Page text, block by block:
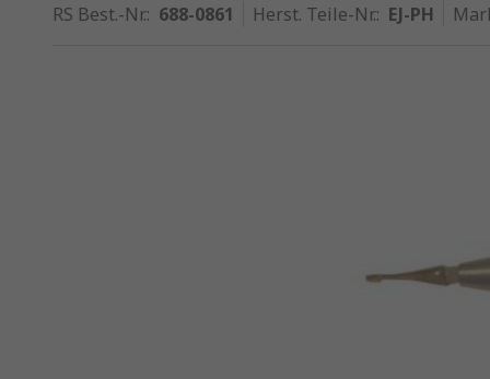
RS Best.-Nr.: 688-0861 Herst. Teile-Nr.: EJ-PH